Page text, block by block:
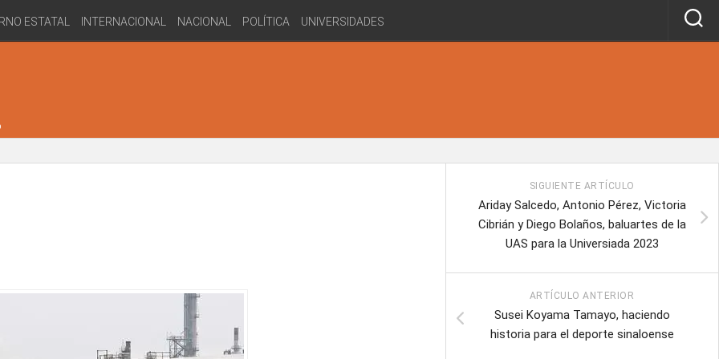
ESTATAL INTERNACIONAL NACIONAL POLÍTICA UNIVERSIDADES
SIGUIENTE ARTÍCULO
Ariday Salcedo, Antonio Pérez, Victoria
Cibrián y Diego Bolaños, baluartes de la
UAS para la Universiada 2023
ARTÍCULO ANTERIOR
Susei Koyama Tamayo, haciendo
historia para el deporte sinaloense